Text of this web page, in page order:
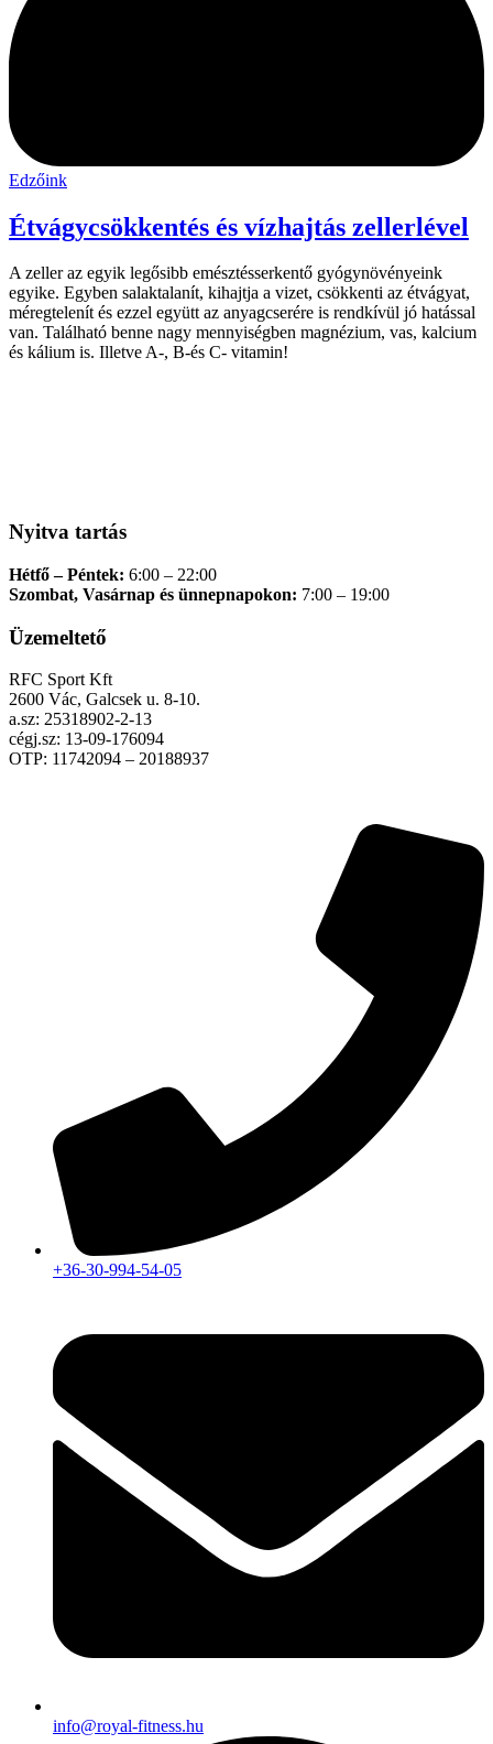
Edzőink
Étvágycsökkentés és vízhajtás zellerlével
A zeller az egyik legősibb emésztésserkentő gyógynövényeink
egyike. Egyben salaktalanít, kihajtja a vizet, csökkenti az étvágyat,
méregtelenít és ezzel együtt az anyagcserére is rendkívül jó hatással
van. Található benne nagy mennyiségben magnézium, vas, kalcium
és kálium is. Illetve A-, B-és C- vitamin!
Nyitva tartás
Hétfő – Péntek: 6:00 – 22:00
Szombat, Vasárnap és ünnepnapokon: 7:00 – 19:00
Üzemeltető
RFC Sport Kft
2600 Vác, Galcsek u. 8-10.
a.sz: 25318902-2-13
cégj.sz: 13-09-176094
OTP: 11742094 – 20188937
+36-30-994-54-05
info@royal-fitness.hu